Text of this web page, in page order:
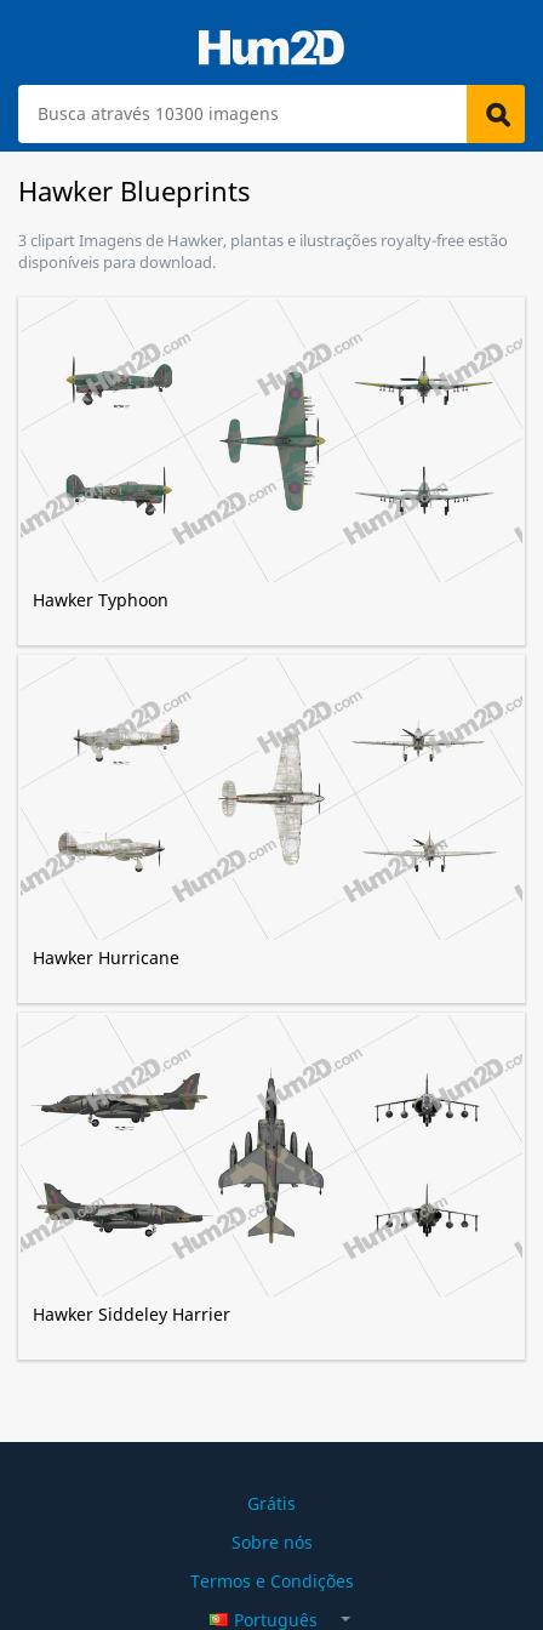
Hawker Blueprints
3 clipart Imagens de Hawker, plantas e ilustrações royalty-free estão
disponíveis para download.
Hawker Typhoon
Hawker Hurricane
Hawker Siddeley Harrier
Grátis
Sobre nós
Termos e Condições
Português